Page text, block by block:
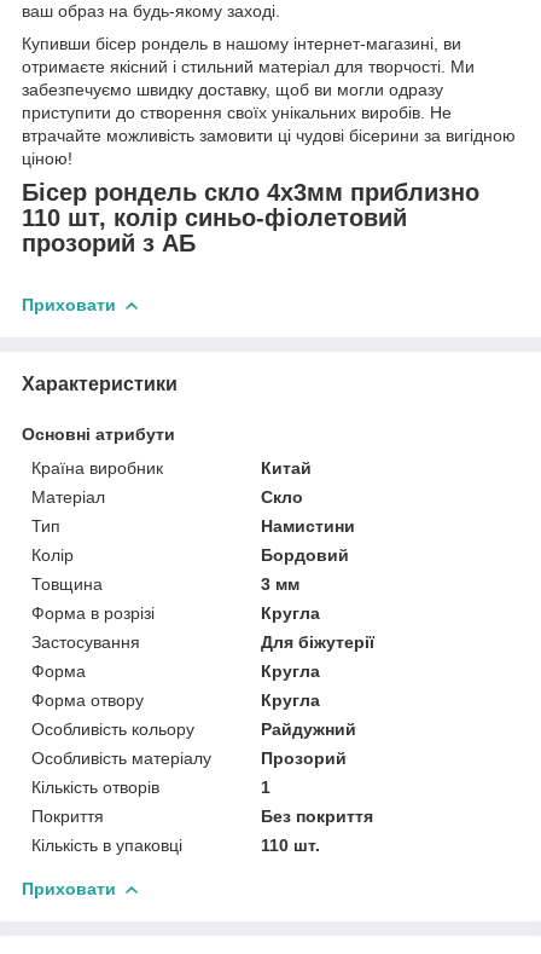
ваш образ на будь-якому заході.
Купивши бісер рондель в нашому інтернет-магазині, ви
отримаєте якісний і стильний матеріал для творчості. Ми
забезпечуємо швидку доставку, щоб ви могли одразу
приступити до створення своїх унікальних виробів. Не
втрачайте можливість замовити ці чудові бісерини за вигідною
ціною!
Бісер рондель скло 4х3мм приблизно
110 шт, колір синьо-фіолетовий
прозорий з АБ
Приховати
Характеристики
Основні атрибути
Країна виробник
Китай
Матеріал
Скло
Тип
Намистини
Колір
Бордовий
Товщина
3 мм
Форма в розрізі
Кругла
Застосування
Для біжутерії
Форма
Кругла
Форма отвору
Кругла
Особливість кольору
Райдужний
Особливість матеріалу
Прозорий
Кількість отворів
1
Покриття
Без покриття
Кількість в упаковці
110 шт.
Приховати